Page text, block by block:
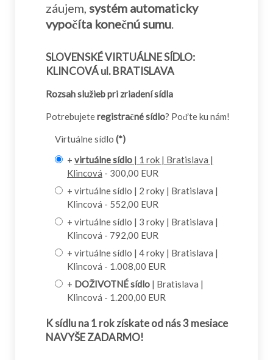
záujem, systém automaticky
vypočíta konečnú sumu.
SLOVENSKÉ VIRTUÁLNE SÍDLO:
KLINCOVÁ ul. BRATISLAVA
Rozsah služieb pri zriadení sídla
Potrebujeteregistračné sídlo? Poďte ku nám!
Virtuálne sídlo (*)
+ virtuálne sídlo | 1 rok | Bratislava |
Klincová - 300,00 EUR
+ virtuálne sídlo | 2 roky | Bratislava |
Klincová - 552,00 EUR
+ virtuálne sídlo | 3 roky | Bratislava |
Klincová - 792,00 EUR
+ virtuálne sídlo | 4 roky | Bratislava |
Klincová - 1.008,00 EUR
+ DOŽIVOTNÉ sídlo | Bratislava |
Klincová - 1.200,00 EUR
K sídlu na 1 rok získate od nás 3 mesiace
NAVYŠE ZADARMO!